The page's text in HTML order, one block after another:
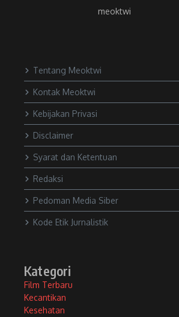
meoktwi
Tentang Meoktwi
Kontak Meoktwi
Kebijakan Privasi
Disclaimer
Syarat dan Ketentuan
Redaksi
Pedoman Media Siber
Kode Etik Jurnalistik
Kategori
Film Terbaru
Kecantikan
Kesehatan